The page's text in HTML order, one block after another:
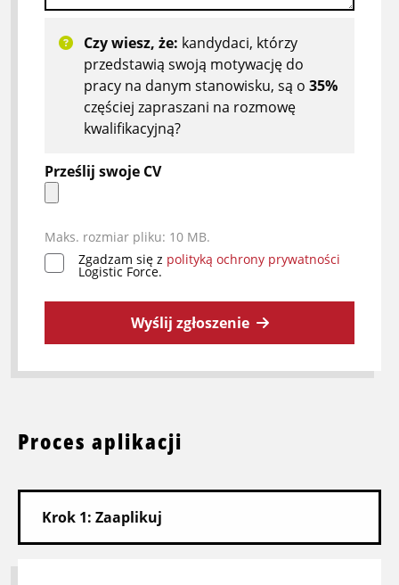
Czy wiesz, że: kandydaci, którzy
przedstawią swoją motywację do
pracy na danym stanowisku, są o 35%
częściej zapraszani na rozmowę
kwalifikacyjną?
Prześlij swoje CV
Maks. rozmiar pliku: 10 MB.
*
Zgadzam się z polityką ochrony prywatności
Logistic Force.
Wyślij zgłoszenie
Proces aplikacji